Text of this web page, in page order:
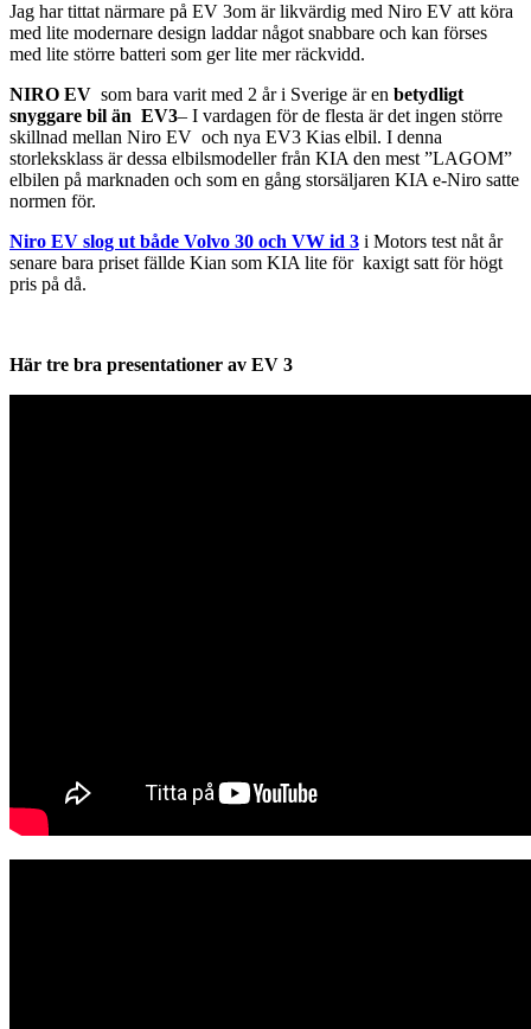
Jag har tittat närmare på EV 3om är likvärdig med Niro EV att köra
med lite modernare design laddar något snabbare och kan förses
med lite större batteri som ger lite mer räckvidd.
NIRO EV som bara varit med 2 år i Sverige är en betydligt
snyggare bil än EV3– I vardagen för de flesta är det ingen större
skillnad mellan Niro EV och nya EV3 Kias elbil. I denna
storleksklass är dessa elbilsmodeller från KIA den mest ”LAGOM”
elbilen på marknaden och som en gång storsäljaren KIA e-Niro satte
normen för.
Niro EV slog ut både Volvo 30 och VW id 3 i Motors test nåt år
senare bara priset fällde Kian som KIA lite för kaxigt satt för högt
pris på då.
Här tre bra presentationer av EV 3